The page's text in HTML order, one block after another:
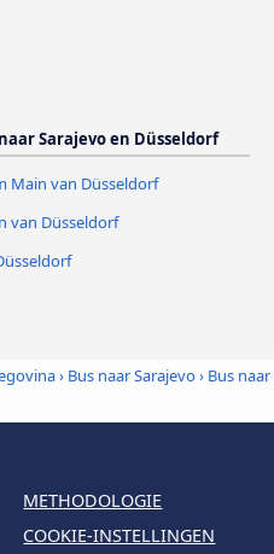
Sarajevo en Düsseldorf
Main van Düsseldorf
van Düsseldorf
› Bus naar Sarajevo› Bus naar
METHODOLOGIE
COOKIE-INSTELLINGEN